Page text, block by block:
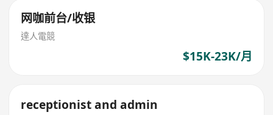
网咖前台/收银
達人電競
$15K-23K/月
receptionist and admin